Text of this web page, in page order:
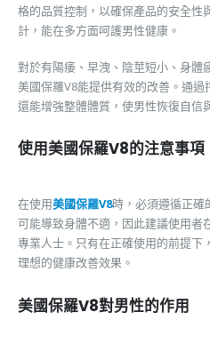
格的品質控制，以確保產品的安全性
計，能在多方面呵護男性健康。
對於有陽痿、早洩、陰莖短小、身體
美國保羅V8能提供有效的改善。通過
還能增強整體體質，使男性恢復自信
使用美國保羅V8的注意事項
在使用美國保羅V8時，必須遵循正確
可能導致身體不適，因此建議使用者
專業人士。只有在正確使用的前提下
理想的健康改善效果。
美國保羅V8對男性的作用